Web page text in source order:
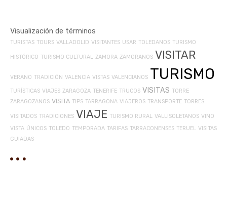
Visualización de términos
TURISTAS TOURS VALLADOLID VISITANTES USAR TOLEDANOS TURISMO
HISTÓRICO TURISMO CULTURAL ZAMORA ZAMORANOS VISITAR
VERANO TRADICIÓN VALENCIA VISTAS VALENCIANOS TURISMO
TURÍSTICAS VIAJES ZARAGOZA TENERIFE TRUCOS VISITAS TORRE
ZARAGOZANOS VISITA TIPS TARRAGONA VIAJEROS TRANSPORTE TORRES
VISITADOS TRADICIONES VIAJE TURISMO RURAL VALLISOLETANOS VINO
VISTA ÚNICOS TOLEDO TEMPORADA TARIFAS TARRACONENSES TERUEL VISITAS
GUIADAS